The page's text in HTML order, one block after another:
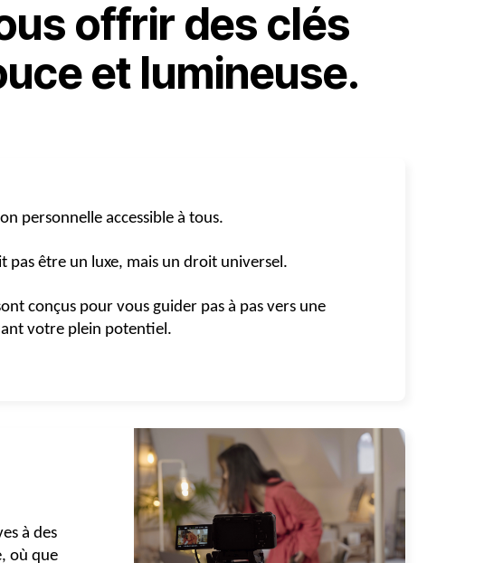
offrir des clés
et lumineuse.
personnelle accessible à tous.
être un luxe, mais un droit universel.
conçus pour vous guider pas à pas vers une
votre plein potentiel.
à des
où que